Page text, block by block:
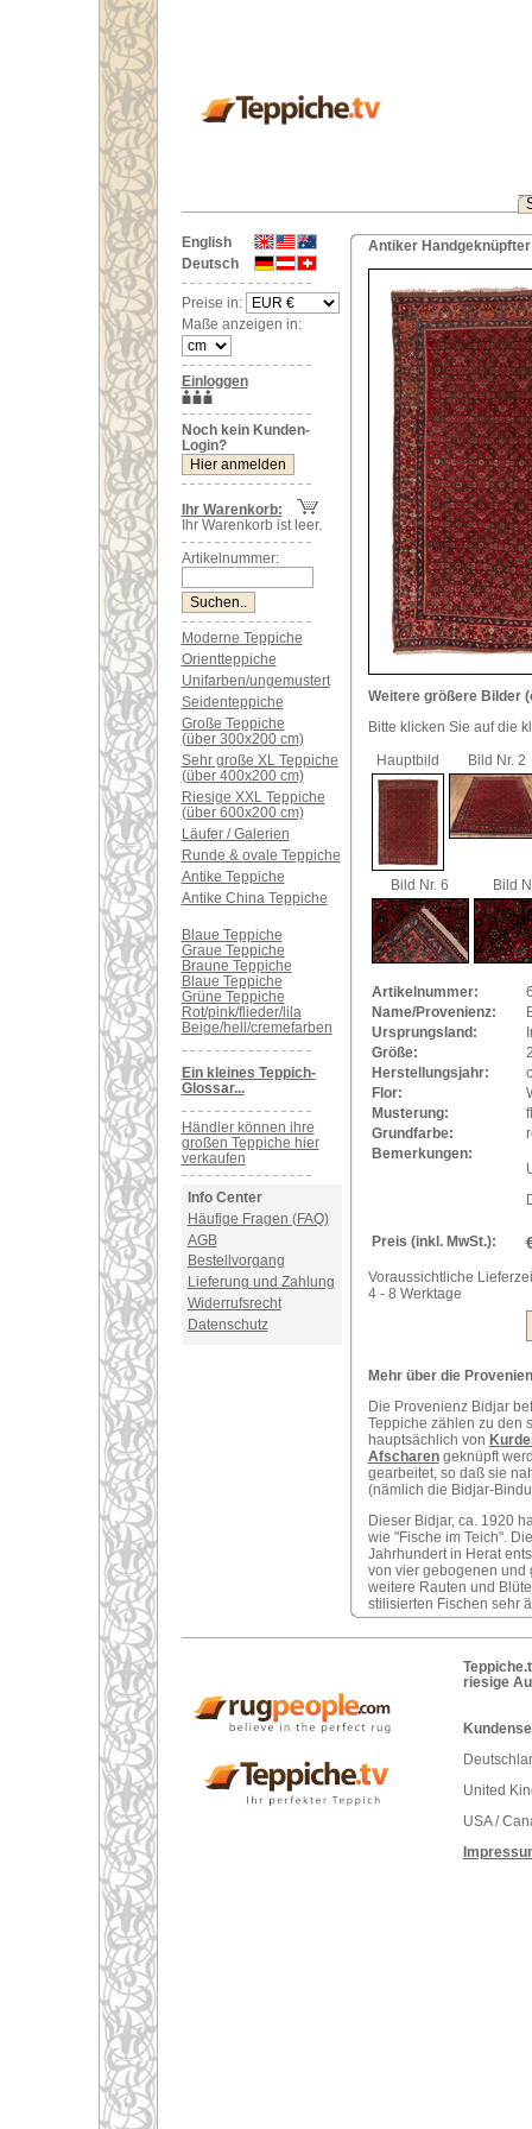
English
Deutsch
Preise in:
Maße anzeigen in:
Einloggen
Noch kein Kunden-
Login?
Ihr Warenkorb:
Ihr Warenkorb ist leer.
Artikelnummer:
Moderne Teppiche
Orientteppiche
Unifarben/ungemustert
Seidenteppiche
Große Teppiche
(über 300x200 cm)
Sehr große XL Teppiche
(über 400x200 cm)
Riesige XXL Teppiche
(über 600x200 cm)
Läufer / Galerien
Runde & ovale Teppiche
Antike Teppiche
Antike China Teppiche
Blaue Teppiche
Graue Teppiche
Braune Teppiche
Blaue Teppiche
Grüne Teppiche
Rot/pink/flieder/lila
Beige/hell/cremefarben
Ein kleines Teppich-
Glossar...
Händler können ihre
großen Teppiche hier
verkaufen
Info Center
Häufige Fragen (FAQ)
AGB
Bestellvorgang
Lieferung und Zahlung
Widerrufsrecht
Datenschutz
Antiker
Weitere größere Bilder
Bitte klicken Sie auf die
Hauptbild
Bild Nr. 2
Bild Nr. 6 Bild
Artikelnummer:
Name/Provenienz:
Ursprungsland:
Größe:
Herstellungsjahr:
Flor:
Musterung:
Grundfarbe:
Bemerkungen:
Preis (inkl. MwSt.):
Voraussichtliche
4 - 8 Werktage
Mehr über die
Die Provenienz Bidjar
Teppiche zählen zu den
hauptsächlich von
Afscharengeknüpft
gearbeitet, so daß sie
(nämlich die Bidjar-
Dieser Bidjar, ca. 1920
wie "Fische im Teich".
Jahrhundert in Herat
von vier gebogenen und
weitere Rauten und
stilisierten Fischen sehr
riesige
United
USA /